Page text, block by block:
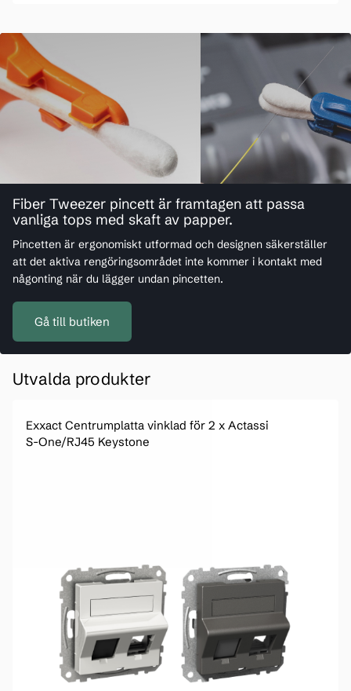
Fiber Tweezer pincett är framtagen att passa
vanliga tops med skaft av papper.
Pincetten är ergonomiskt utformad och designen säkerställer
att det aktiva rengöringsområdet inte kommer i kontakt med
någonting när du lägger undan pincetten.
Gå till butiken
Utvalda produkter
Exxact Centrumplatta vinklad för 2 x Actassi
S-One/RJ45 Keystone